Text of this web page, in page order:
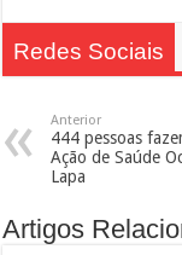
Redes Sociais
Anterior
444 pessoas
Ação de Saúde
Lapa
Artigos